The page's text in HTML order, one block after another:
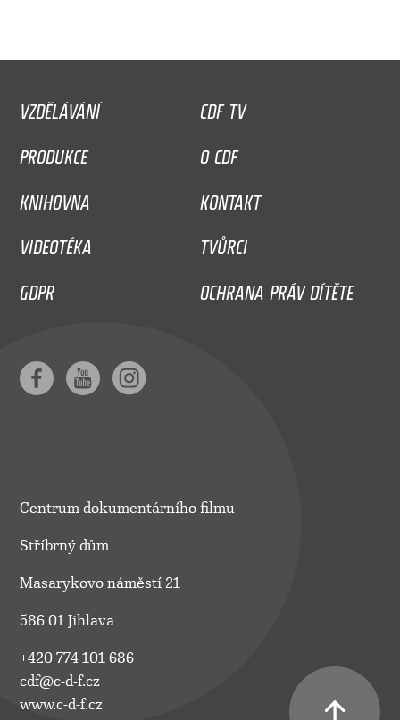
VZDĚLÁVÁNÍ
CDF TV
PRODUKCE
O CDF
KNIHOVNA
KONTAKT
VIDEOTÉKA
TVŮRCI
GDPR
OCHRANA PRÁV DÍTĚTE
Centrum dokumentárního filmu
Stříbrný dům
Masarykovo náměstí 21
586 01 Jihlava
+420 774 101 686
cdf@c-d-f.cz
www.c-d-f.cz